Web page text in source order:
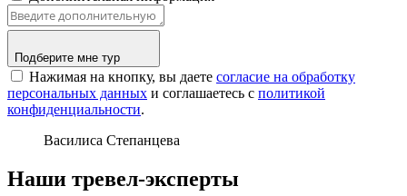
Подберите мне тур
Нажимая на кнопку, вы даете согласие на обработку
персональных данных и соглашаетесь c политикой
конфиденциальности.
Василиса Степанцева
Наши тревел-эксперты